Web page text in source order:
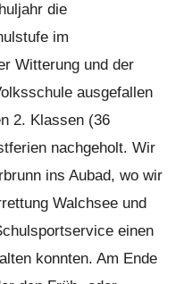
die
im
Witterung und der
ausgefallen
2. Klassen (36
nachgeholt. Wir
ins Aubad, wo wir
Walchsee und
einen
konnten. Am Ende